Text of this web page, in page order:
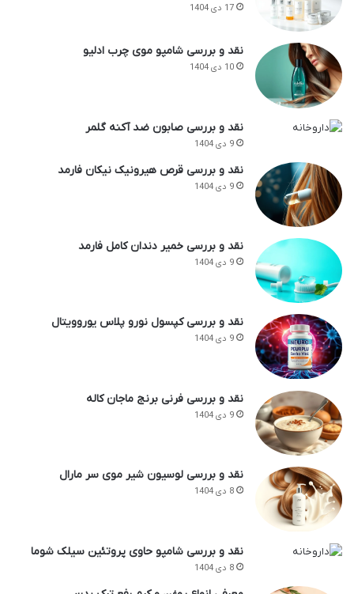
17 دی 1404
نقد و بررسی شامپو موی چرب ادلیو
10 دی 1404
نقد و بررسی صابون ضد آکنه گلمر
9 دی 1404
نقد و بررسی قرص هیرونیک نیکان فارمد
9 دی 1404
نقد و بررسی خمیر دندان کامل فارمد
9 دی 1404
نقد و بررسی کپسول نورو پلاس یوروویتال
9 دی 1404
نقد و بررسی فرنی برنج ماجان کاله
9 دی 1404
نقد و بررسی لوسیون شیر موی سر مارال
8 دی 1404
نقد و بررسی شامپو حاوی پروتئین سیلک شوما
8 دی 1404